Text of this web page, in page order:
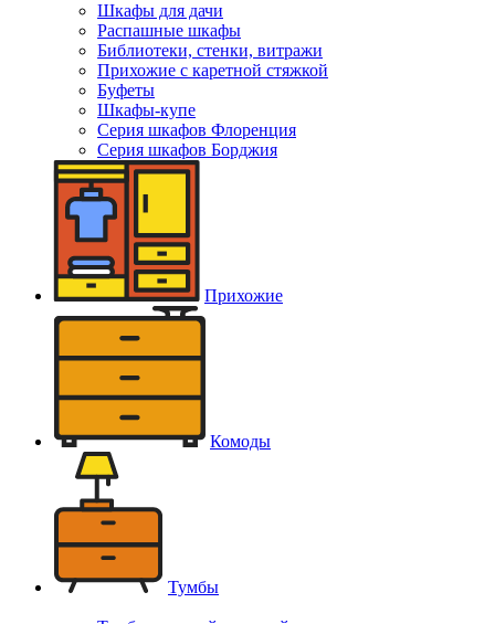
Шкафы для дачи
Распашные шкафы
Библиотеки, стенки, витражи
Прихожие с каретной стяжкой
Буфеты
Шкафы-купе
Серия шкафов Флоренция
Серия шкафов Борджия
Прихожие
Комоды
Тумбы